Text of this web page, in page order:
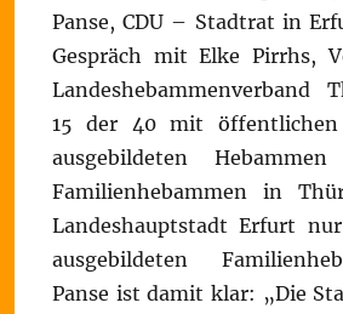
Panse, CDU – Stadtrat in
Gespräch mit Elke Pirrhs,
Landeshebammenverband
15 der 40 mit öffentlichen
ausgebildeten
Familienhebammen in
Landeshauptstadt Erfurt
ausgebildeten
Panse ist damit klar: „Die